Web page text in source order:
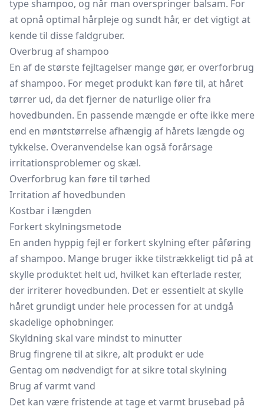
type shampoo, og når man overspringer balsam. For
at opnå optimal hårpleje og sundt hår, er det vigtigt at
kende til disse faldgruber.
Overbrug af shampoo
En af de største fejltagelser mange gør, er overforbrug
af shampoo. For meget produkt kan føre til, at håret
tørrer ud, da det fjerner de naturlige olier fra
hovedbunden. En passende mængde er ofte ikke mere
end en møntstørrelse afhængig af hårets længde og
tykkelse. Overanvendelse kan også forårsage
irritationsproblemer og skæl.
Overforbrug kan føre til tørhed
Irritation af hovedbunden
Kostbar i længden
Forkert skylningsmetode
En anden hyppig fejl er forkert skylning efter påføring
af shampoo. Mange bruger ikke tilstrækkeligt tid på at
skylle produktet helt ud, hvilket kan efterlade rester,
der irriterer hovedbunden. Det er essentielt at skylle
håret grundigt under hele processen for at undgå
skadelige ophobninger.
Skyldning skal vare mindst to minutter
Brug fingrene til at sikre, alt produkt er ude
Gentag om nødvendigt for at sikre total skylning
Brug af varmt vand
Det kan være fristende at tage et varmt brusebad på